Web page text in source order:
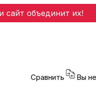
сайт объединит их!
Сравнить Вы